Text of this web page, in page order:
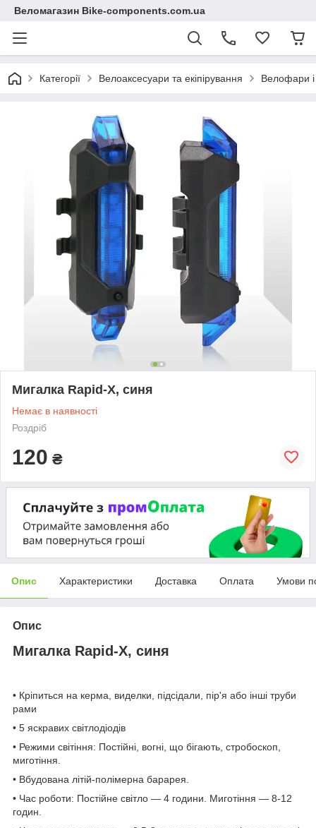
Веломагазин Bike-components.com.ua
Категорії Велоаксесуари та екіпірування Велофари
Мигалка Rapid-X, синя
Немає в наявності
Роздріб
120 ₴
Опис Характеристики Доставка Оплата Умови
Опис
Мигалка Rapid-X, синя
• Кріпиться на керма, виделки, підсідали, пір'я або інші труби
рами
• 5 яскравих світлодіодів
• Режими світіння: Постійні, вогні, що бігають, стробоскоп,
миготіння.
• Вбудована літій-полімерна барарея.
• Час роботи: Постійне світло — 4 години. Миготіння — 8-12
годин.